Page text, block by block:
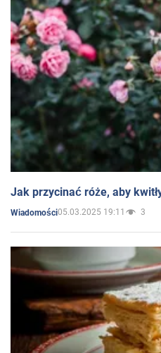
Jak przycinać róże, aby
Wiadomości05.03.2025 19:11 3